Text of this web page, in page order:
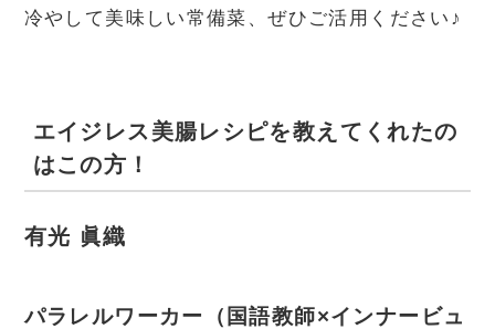
冷やして美味しい常備菜、ぜひご活用ください♪
エイジレス美腸レシピを教えてくれたの
はこの方！
有光 眞織
パラレルワーカー（国語教師×インナービュ